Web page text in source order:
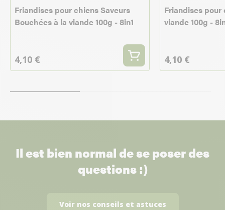
Friandises pour chiens Saveurs
Bouchées à la viande 100g - 8in1
4,10 €
Friandises
viande 100g -
4,10 €
Il est bien normal de se poser des
questions :)
Voir nos conseils et astuces